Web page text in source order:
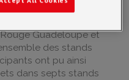
Guadeloupe et
des stands
ont pu ainsi
dans septs stands